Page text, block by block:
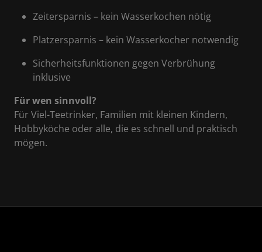
Zeitersparnis – kein Wasserkochen nötig
Platzersparnis – kein Wasserkocher notwendig
Sicherheitsfunktionen gegen Verbrühung
inklusive
Für wen sinnvoll?
Für Viel-Teetrinker, Familien mit kleinen Kindern,
Hobbyköche oder alle, die es schnell und praktisch
mögen.